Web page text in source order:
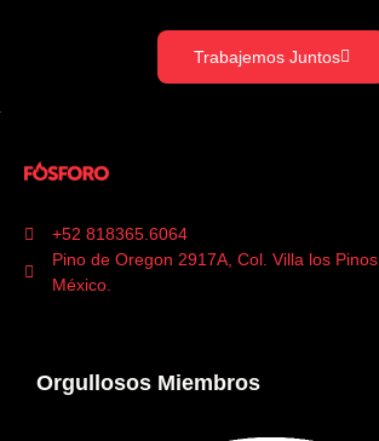
Trabajemos Juntos
+52 818365.6064
Pino de Oregon 2917A, Col. Villa los
México.
Orgullosos Miembros